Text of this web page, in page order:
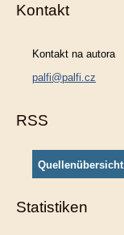
Kontakt
Kontakt na autora
palfi@palfi.cz
RSS
Quellenübersicht
Statistiken